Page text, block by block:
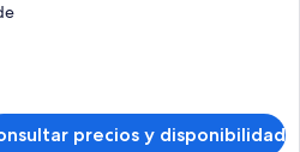
precios y disponibilidad